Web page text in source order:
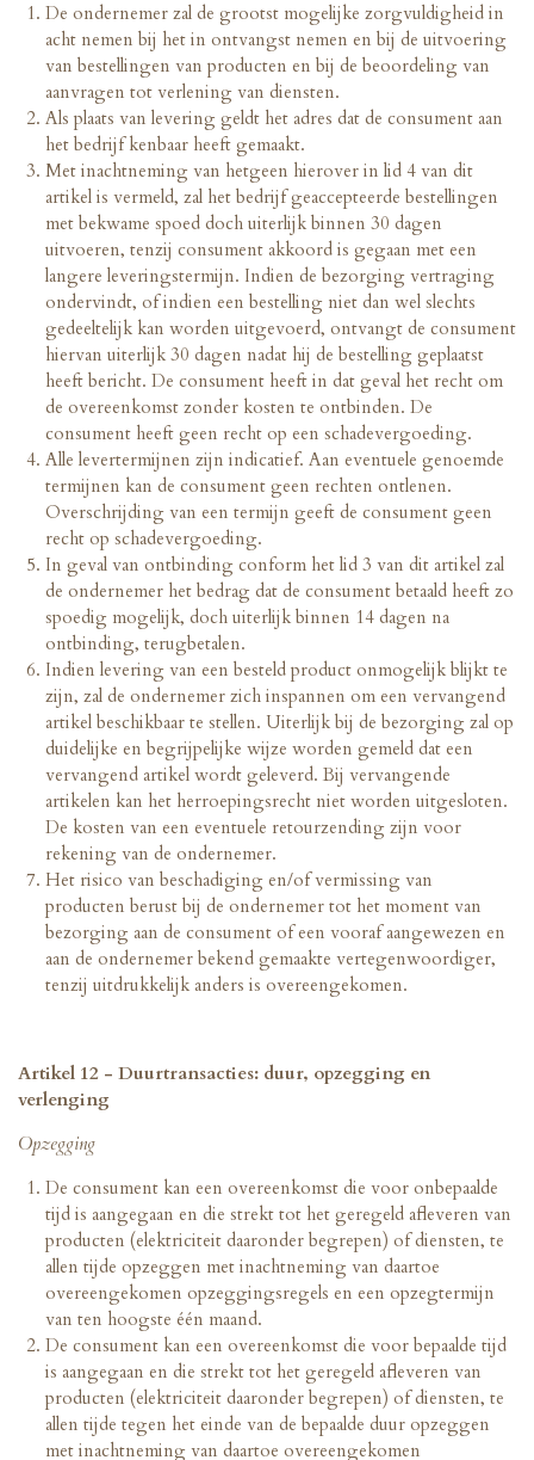
De ondernemer zal de grootst mogelijke zorgvuldigheid in
acht nemen bij het in ontvangst nemen en bij de uitvoering
van bestellingen van producten en bij de beoordeling van
aanvragen tot verlening van diensten.
Als plaats van levering geldt het adres dat de consument aan
het bedrijf kenbaar heeft gemaakt.
Met inachtneming van hetgeen hierover in lid 4 van dit
artikel is vermeld, zal het bedrijf geaccepteerde bestellingen
met bekwame spoed doch uiterlijk binnen 30 dagen
uitvoeren, tenzij consument akkoord is gegaan met een
langere leveringstermijn. Indien de bezorging vertraging
ondervindt, of indien een bestelling niet dan wel slechts
gedeeltelijk kan worden uitgevoerd, ontvangt de consument
hiervan uiterlijk 30 dagen nadat hij de bestelling geplaatst
heeft bericht. De consument heeft in dat geval het recht om
de overeenkomst zonder kosten te ontbinden. De
consument heeft geen recht op een schadevergoeding.
Alle levertermijnen zijn indicatief. Aan eventuele genoemde
termijnen kan de consument geen rechten ontlenen.
Overschrijding van een termijn geeft de consument geen
recht op schadevergoeding.
In geval van ontbinding conform het lid 3 van dit artikel zal
de ondernemer het bedrag dat de consument betaald heeft zo
spoedig mogelijk, doch uiterlijk binnen 14 dagen na
ontbinding, terugbetalen.
Indien levering van een besteld product onmogelijk blijkt te
zijn, zal de ondernemer zich inspannen om een vervangend
artikel beschikbaar te stellen. Uiterlijk bij de bezorging zal op
duidelijke en begrijpelijke wijze worden gemeld dat een
vervangend artikel wordt geleverd. Bij vervangende
artikelen kan het herroepingsrecht niet worden uitgesloten.
De kosten van een eventuele retourzending zijn voor
rekening van de ondernemer.
Het risico van beschadiging en/of vermissing van
producten berust bij de ondernemer tot het moment van
bezorging aan de consument of een vooraf aangewezen en
aan de ondernemer bekend gemaakte vertegenwoordiger,
tenzij uitdrukkelijk anders is overeengekomen.
Artikel 12 - Duurtransacties: duur, opzegging en
verlenging
Opzegging
De consument kan een overeenkomst die voor onbepaalde
tijd is aangegaan en die strekt tot het geregeld afleveren van
producten (elektriciteit daaronder begrepen) of diensten, te
allen tijde opzeggen met inachtneming van daartoe
overeengekomen opzeggingsregels en een opzegtermijn
van ten hoogste één maand.
De consument kan een overeenkomst die voor bepaalde tijd
is aangegaan en die strekt tot het geregeld afleveren van
producten (elektriciteit daaronder begrepen) of diensten, te
allen tijde tegen het einde van de bepaalde duur opzeggen
met inachtneming van daartoe overeengekomen